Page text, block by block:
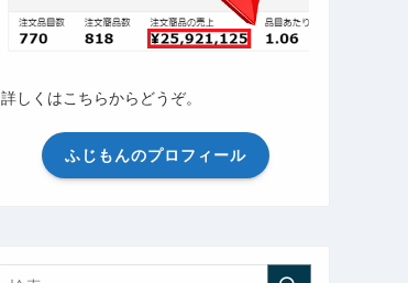
詳しくはこちらからどうぞ。
ふじもんのプロフィール